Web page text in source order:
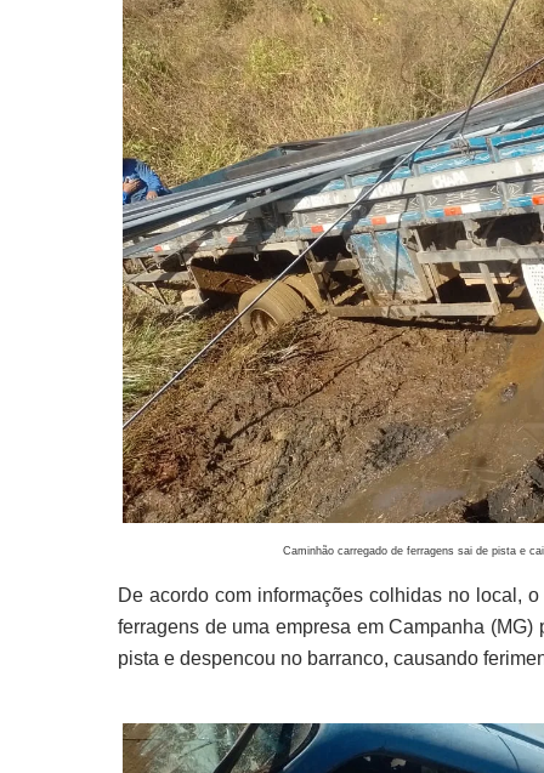
Caminhão carregado de ferragens sai de pista e
De acordo com informações colhidas no local,
ferragens de uma empresa em Campanha
pista e despencou no barranco, causando